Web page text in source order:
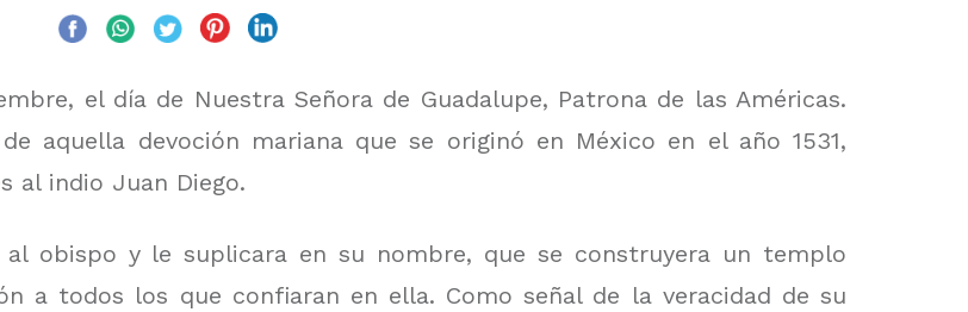
el día de Nuestra Señora de Guadalupe, Patrona de las Américas.
aquella devoción mariana que se originó en México en el año 1531,
al indio Juan Diego.
obispo y le suplicara en su nombre, que se construyera un templo
a todos los que confiaran en ella. Como señal de la veracidad de su